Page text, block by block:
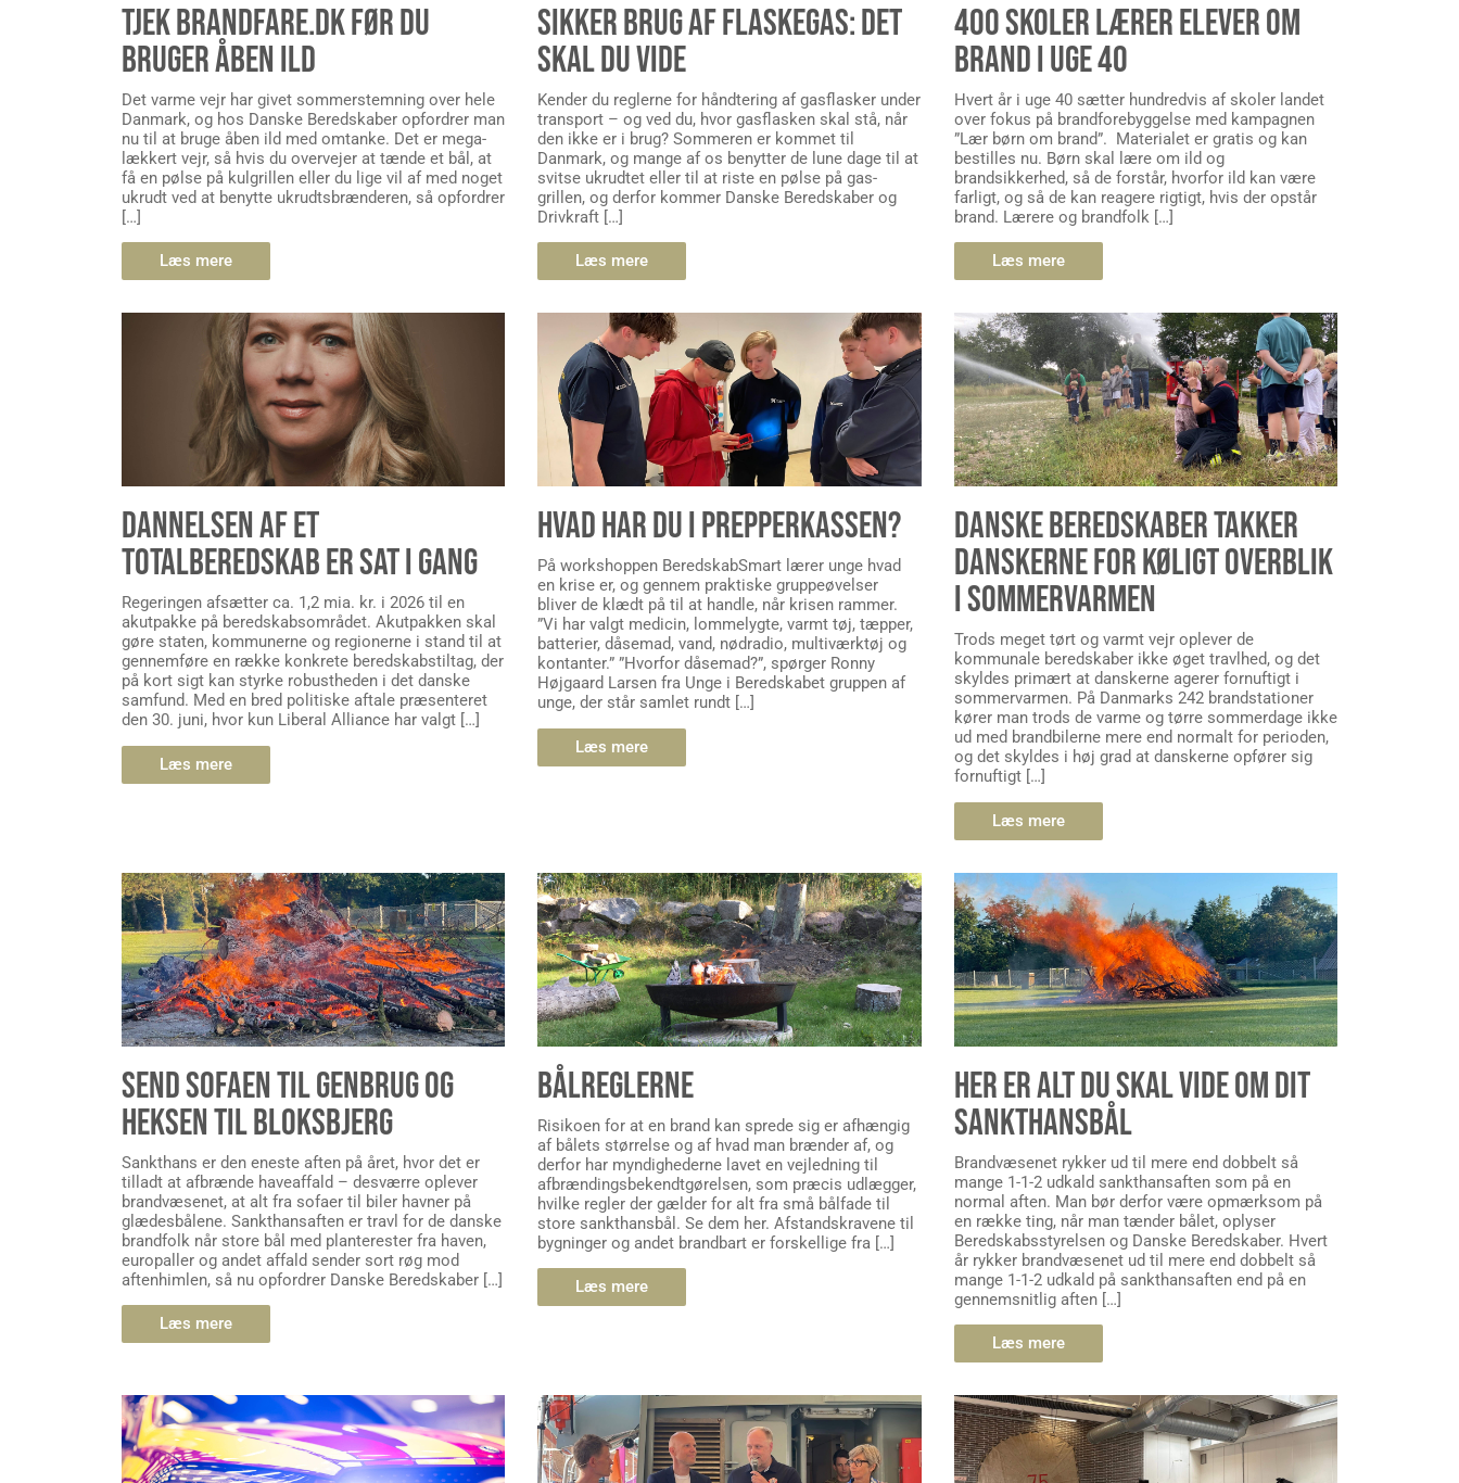
TJEK BRANDFARE.DK FØR DU
BRUGER ÅBEN ILD
Det varme vejr har givet sommerstemning over hele
Danmark, og hos Danske Beredskaber opfordrer man
nu til at bruge åben ild med omtanke. Det er mega-
lækkert vejr, så hvis du overvejer at tænde et bål, at
få en pølse på kulgrillen eller du lige vil af med noget
ukrudt ved at benytte ukrudtsbrænderen, så opfordrer
[…]
Læs mere
SIKKER BRUG AF FLASKEGAS: DET
SKAL DU VIDE
Kender du reglerne for håndtering af gasflasker under
transport – og ved du, hvor gasflasken skal stå, når
den ikke er i brug? Sommeren er kommet til
Danmark, og mange af os benytter de lune dage til at
svitse ukrudtet eller til at riste en pølse på gas-
grillen, og derfor kommer Danske Beredskaber og
Drivkraft […]
Læs mere
400 SKOLER LÆRER ELEVER OM
BRAND I UGE 40
Hvert år i uge 40 sætter hundredvis af skoler landet
over fokus på brandforebyggelse med kampagnen
”Lær børn om brand”. Materialet er gratis og kan
bestilles nu. Børn skal lære om ild og
brandsikkerhed, så de forstår, hvorfor ild kan være
farligt, og så de kan reagere rigtigt, hvis der opstår
brand. Lærere og brandfolk […]
Læs mere
DANNELSEN AF ET
TOTALBEREDSKAB ER SAT I GANG
Regeringen afsætter ca. 1,2 mia. kr. i 2026 til en
akutpakke på beredskabsområdet. Akutpakken skal
gøre staten, kommunerne og regionerne i stand til at
gennemføre en række konkrete beredskabstiltag, der
på kort sigt kan styrke robustheden i det danske
samfund. Med en bred politiske aftale præsenteret
den 30. juni, hvor kun Liberal Alliance har valgt […]
Læs mere
HVAD HAR DU I PREPPERKASSEN?
På workshoppen BeredskabSmart lærer unge hvad
en krise er, og gennem praktiske gruppeøvelser
bliver de klædt på til at handle, når krisen rammer.
”Vi har valgt medicin, lommelygte, varmt tøj, tæpper,
batterier, dåsemad, vand, nødradio, multiværktøj og
kontanter.” ”Hvorfor dåsemad?”, spørger Ronny
Højgaard Larsen fra Unge i Beredskabet gruppen af
unge, der står samlet rundt […]
Læs mere
DANSKE BEREDSKABER TAKKER
DANSKERNE FOR KØLIGT OVERBLIK
I SOMMERVARMEN
Trods meget tørt og varmt vejr oplever de
kommunale beredskaber ikke øget travlhed, og det
skyldes primært at danskerne agerer fornuftigt i
sommervarmen. På Danmarks 242 brandstationer
kører man trods de varme og tørre sommerdage ikke
ud med brandbilerne mere end normalt for perioden,
og det skyldes i høj grad at danskerne opfører sig
fornuftigt […]
Læs mere
SEND SOFAEN TIL GENBRUG OG
HEKSEN TIL BLOKSBJERG
Sankthans er den eneste aften på året, hvor det er
tilladt at afbrænde haveaffald – desværre oplever
brandvæsenet, at alt fra sofaer til biler havner på
glædesbålene. Sankthansaften er travl for de danske
brandfolk når store bål med planterester fra haven,
europaller og andet affald sender sort røg mod
aftenhimlen, så nu opfordrer Danske Beredskaber […]
Læs mere
BÅLREGLERNE
Risikoen for at en brand kan sprede sig er afhængig
af bålets størrelse og af hvad man brænder af, og
derfor har myndighederne lavet en vejledning til
afbrændingsbekendtgørelsen, som præcis udlægger,
hvilke regler der gælder for alt fra små bålfade til
store sankthansbål. Se dem her. Afstandskravene til
bygninger og andet brandbart er forskellige fra […]
Læs mere
HER ER ALT DU SKAL VIDE OM DIT
SANKTHANSBÅL
Brandvæsenet rykker ud til mere end dobbelt så
mange 1-1-2 udkald sankthansaften som på en
normal aften. Man bør derfor være opmærksom på
en række ting, når man tænder bålet, oplyser
Beredskabsstyrelsen og Danske Beredskaber. Hvert
år rykker brandvæsenet ud til mere end dobbelt så
mange 1-1-2 udkald på sankthansaften end på en
gennemsnitlig aften […]
Læs mere